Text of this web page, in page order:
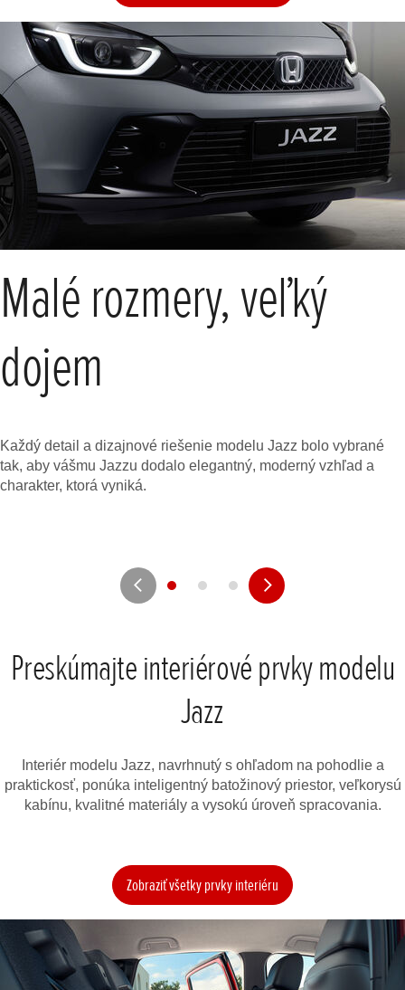
Malé rozmery, veľký
dojem
Každý detail a dizajnové riešenie modelu Jazz bolo vybrané
tak, aby vášmu Jazzu dodalo elegantný, moderný vzhľad a
charakter, ktorá vyniká.
Preskúmajte interiérové prvky modelu
Jazz
Interiér modelu Jazz, navrhnutý s ohľadom na pohodlie a
praktickosť, ponúka inteligentný batožinový priestor, veľkorysú
kabínu, kvalitné materiály a vysokú úroveň spracovania.
Zobraziť všetky prvky interiéru